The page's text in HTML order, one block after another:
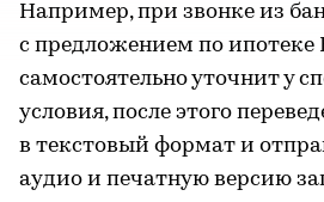
Например, при звонке из
с предложением по ипотеке
самостоятельно уточнит у
условия, после этого
в текстовый формат и
аудио и печатную версию